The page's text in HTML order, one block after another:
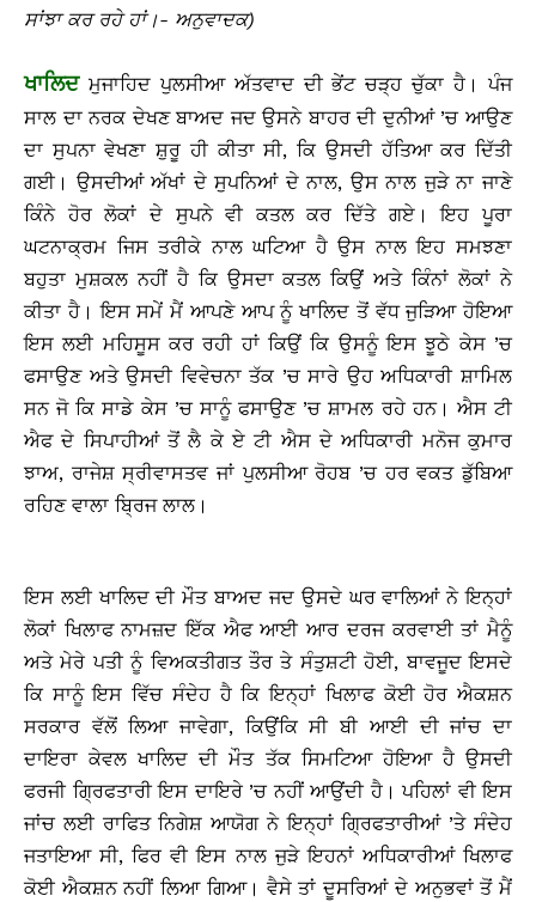
ਸਾਂਝਾ ਕਰ ਰਹੇ ਹਾਂ।- ਅਨੁਵਾਦਕ)
ਖਾਲਿਦਮੁਜਾਹਿਦ ਪੁਲਸੀਆ ਅੱਤਵਾਦ ਦੀ ਭੇਂਟ ਚੜ੍ਹ ਚੁੱਕਾ ਹੈ। ਪੰਜ
ਸਾਲ ਦਾ ਨਰਕ ਦੇਖਣ ਬਾਅਦ ਜਦ ਉਸਨੇ ਬਾਹਰ ਦੀ ਦੁਨੀਆਂ ’ਚ ਆਉਣ
ਦਾ ਸੁਪਨਾ ਵੇਖਣਾ ਸ਼ੁਰੂ ਹੀ ਕੀਤਾ ਸੀ, ਕਿ ਉਸਦੀ ਹੱਤਿਆ ਕਰ ਦਿੱਤੀ
ਗਈ। ਉਸਦੀਆਂ ਅੱਖਾਂ ਦੇ ਸੁਪਨਿਆਂ ਦੇ ਨਾਲ, ਉਸ ਨਾਲ ਜੁੜੇ ਨਾ ਜਾਣੇ
ਕਿੰਨੇ ਹੋਰ ਲੋਕਾਂ ਦੇ ਸੁਪਨੇ ਵੀ ਕਤਲ ਕਰ ਦਿੱਤੇ ਗਏ। ਇਹ ਪੂਰਾ
ਘਟਨਾਕ੍ਰਮ ਜਿਸ ਤਰੀਕੇ ਨਾਲ ਘਟਿਆ ਹੈ ਉਸ ਨਾਲ ਇਹ ਸਮਝਣਾ
ਬਹੁਤਾ ਮੁਸ਼ਕਲ ਨਹੀਂ ਹੈ ਕਿ ਉਸਦਾ ਕਤਲ ਕਿਉਂ ਅਤੇ ਕਿੰਨਾਂ ਲੋਕਾਂ ਨੇ
ਕੀਤਾ ਹੈ। ਇਸ ਸਮੇਂ ਮੈਂ ਆਪਣੇ ਆਪ ਨੂੰ ਖਾਲਿਦ ਤੋਂ ਵੱਧ ਜੁੜਿਆ ਹੋਇਆ
ਇਸ ਲਈ ਮਹਿਸੂਸ ਕਰ ਰਹੀ ਹਾਂ ਕਿਉਂ ਕਿ ਉਸਨੂੰ ਇਸ ਝੂਠੇ ਕੇਸ ’ਚ
ਫਸਾਉਣ ਅਤੇ ਉਸਦੀ ਵਿਵੇਚਨਾ ਤੱਕ ’ਚ ਸਾਰੇ ਉਹ ਅਧਿਕਾਰੀ ਸ਼ਾਮਿਲ
ਸਨ ਜੋ ਕਿ ਸਾਡੇ ਕੇਸ ’ਚ ਸਾਨੂੰ ਫਸਾਉਣ ’ਚ ਸ਼ਾਮਲ ਰਹੇ ਹਨ। ਐਸ ਟੀ
ਐਫ ਦੇ ਸਿਪਾਹੀਆਂ ਤੋਂ ਲੈ ਕੇ ਏ ਟੀ ਐਸ ਦੇ ਅਧਿਕਾਰੀ ਮਨੋਜ ਕੁਮਾਰ
ਝਾਅ, ਰਾਜੇਸ਼ ਸ੍ਰੀਵਾਸਤਵ ਜਾਂ ਪੁਲਸੀਆ ਰੋਹਬ ’ਚ ਹਰ ਵਕਤ ਡੁੱਬਿਆ
ਰਹਿਣ ਵਾਲਾ ਬ੍ਰਿਜ ਲਾਲ।
ਇਸ ਲਈ ਖਾਲਿਦ ਦੀ ਮੌਤ ਬਾਅਦ ਜਦ ਉਸਦੇ ਘਰ ਵਾਲਿਆਂ ਨੇ ਇਨ੍ਹਾਂ
ਲੋਕਾਂ ਖਿਲਾਫ ਨਾਮਜ਼ਦ ਇੱਕ ਐਫ ਆਈ ਆਰ ਦਰਜ ਕਰਵਾਈ ਤਾਂ ਮੈਨੂੰ
ਅਤੇ ਮੇਰੇ ਪਤੀ ਨੂੰ ਵਿਅਕਤੀਗਤ ਤੌਰ ਤੇ ਸੰਤੁਸ਼ਟੀ ਹੋਈ, ਬਾਵਜੂਦ ਇਸਦੇ
ਕਿ ਸਾਨੂੰ ਇਸ ਵਿੱਚ ਸੰਦੇਹ ਹੈ ਕਿ ਇਨ੍ਹਾਂ ਖਿਲਾਫ ਕੋਈ ਹੋਰ ਐਕਸ਼ਨ
ਸਰਕਾਰ ਵੱਲੋਂ ਲਿਆ ਜਾਵੇਗਾ, ਕਿਉਂਕਿ ਸੀ ਬੀ ਆਈ ਦੀ ਜਾਂਚ ਦਾ
ਦਾਇਰਾ ਕੇਵਲ ਖਾਲਿਦ ਦੀ ਮੌਤ ਤੱਕ ਸਿਮਟਿਆ ਹੋਇਆ ਹੈ ਉਸਦੀ
ਫਰਜੀ ਗ੍ਰਿਫਤਾਰੀ ਇਸ ਦਾਇਰੇ ’ਚ ਨਹੀਂ ਆਉਂਦੀ ਹੈ। ਪਹਿਲਾਂ ਵੀ ਇਸ
ਜਾਂਚ ਲਈ ਰਾਫਿਤ ਨਿਗੇਸ਼ ਆਯੋਗ ਨੇ ਇਨ੍ਹਾਂ ਗ੍ਰਿਫਤਾਰੀਆਂ ’ਤੇ ਸੰਦੇਹ
ਜਤਾਇਆ ਸੀ, ਫਿਰ ਵੀ ਇਸ ਨਾਲ ਜੁੜੇ ਇਹਨਾਂ ਅਧਿਕਾਰੀਆਂ ਖਿਲਾਫ
ਕੋਈ ਐਕਸ਼ਨ ਨਹੀਂ ਲਿਆ ਗਿਆ। ਵੈਸੇ ਤਾਂ ਦੂਸਰਿਆਂ ਦੇ ਅਨੁਭਵਾਂ ਤੋਂ ਮੈਂ